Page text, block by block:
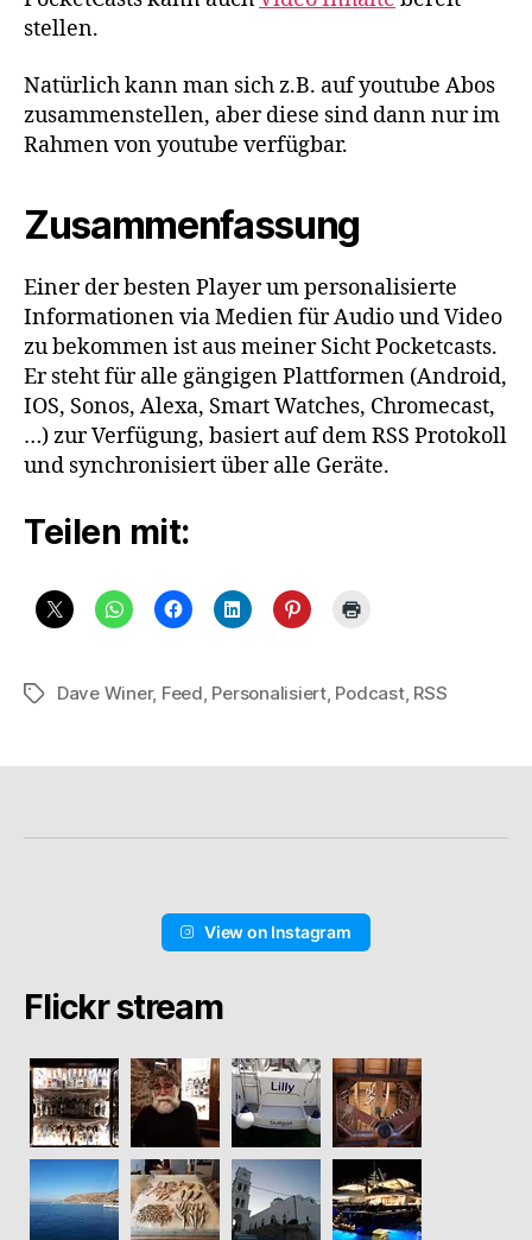
stellen.
Natürlich kann man sich z.B. auf youtube Abos
zusammenstellen, aber diese sind dann nur im
Rahmen von youtube verfügbar.
Zusammenfassung
Einer der besten Player um personalisierte
Informationen via Medien für Audio und Video
zu bekommen ist aus meiner Sicht Pocketcasts.
Er steht für alle gängigen Plattformen (Android,
IOS, Sonos, Alexa, Smart Watches, Chromecast,
…) zur Verfügung, basiert auf dem RSS Protokoll
und synchronisiert über alle Geräte.
Teilen mit:
Schlagwörter
Dave Winer, Feed, Personalisiert, Podcast, RSS
View on Instagram
Flickr stream